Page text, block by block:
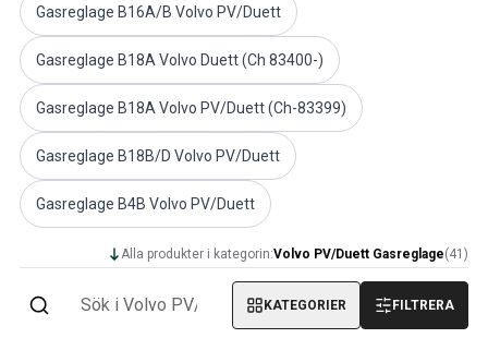
PV/Duett Däck/fälg/navkapslar
Volvo Amazon Reservdelar
Volvo Amazon Karosseri
Volvo Amazon Bromssystem
Volvo Amazon Kylsystem
Volvo Amazon Elsystem
Volvo Amazon Motordelar
Volvo Amzon Motorreglage
Volvo Amazon Bränsle/avgassystem
Volvo Amazon Framvagn
Volvo Amazon Värme/friskluft
Gasreglage B16A/B Volvo PV/Duett
Gasreglage B18A Volvo Duett (Ch 83400-)
Gasreglage B18A Volvo PV/Duett (Ch-83399)
Gasreglage B18B/D Volvo PV/Duett
Gasreglage B4B Volvo PV/Duett
Alla produkter i kategorin:Volvo PV/Duett Gasreglage(41 )
KATEGORIER FILTRERA